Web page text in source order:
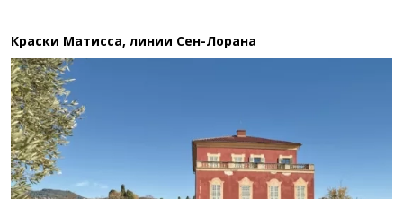
Краски Матисса, линии Сен-Лорана